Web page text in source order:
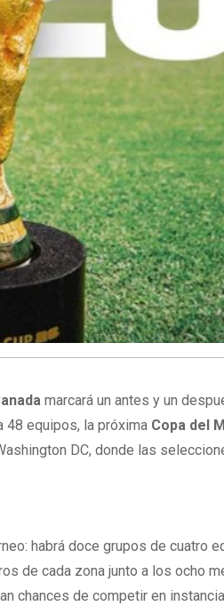
marcará un antes y un
48 equipos, la próxima Copa del
DC, donde las
habrá doce grupos de cuatro
de cada zona junto a los ocho
chances de competir en